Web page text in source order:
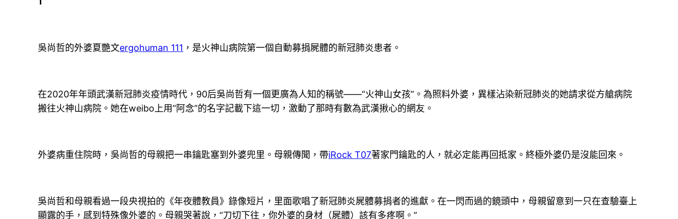
吳尚哲的外婆夏艷文ergohuman 111 ，是火神山病院第一個自動募捐屍體的新冠肺炎患者。
在2020年年頭武漢新冠肺炎疫情時代，90后吳尚哲有一個更廣為人知的稱號——“火神山女孩”。為照料外婆，異樣沾染新冠肺炎的她請求從方艙病院
搬往火神山病院。她在weibo上用“阿念”的名字記載下這一切，激動了那時有數為武漢揪心的網友。
外婆病重住院時，吳尚哲的母親把一串鑰匙塞到外婆兜里。母親傳聞，帶iRock T07著家門鑰匙的人，就必定能再回抵家。終極外婆仍是沒能回來。
吳尚哲和母親看過一段央視拍的《年夜體教員》錄像短片，里面歌唱了新冠肺炎屍體募捐者的進獻。在一閃而過的鏡頭中，母親留意到一只在查驗臺上
顯露的手，感到特殊像外婆的。母親哭著說，“刀切下往，你外婆的身材（屍體）該有多疼啊。”